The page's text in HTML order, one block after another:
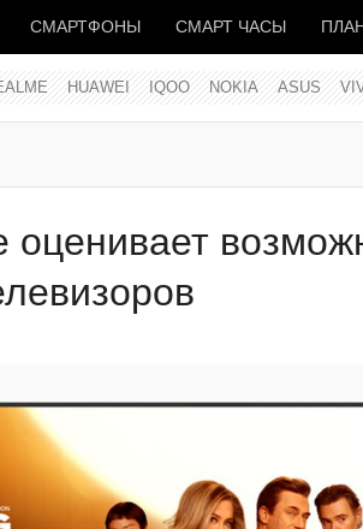
СМАРТФОНЫ СМАРТ ЧАСЫ
HUAWEI IQOO NOKIA ASUS
оценивает